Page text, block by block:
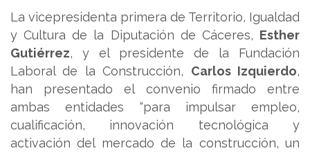
La vicepresidenta primera de Territorio, Igualdad
y Cultura de la Diputación de Cáceres, Esther
Gutiérrez, y el presidente de la Fundación
Laboral de la Construcción, Carlos Izquierdo,
han presentado el convenio firmado entre
ambas entidades “para impulsar empleo,
cualificación, innovación tecnológica y
activación del mercado de la construcción, un